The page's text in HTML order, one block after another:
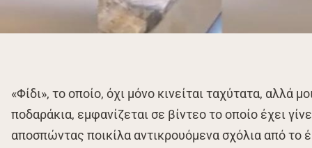
«Φίδι», το οποίο, όχι μόνο κινείται ταχύτατα, αλλά
ποδαράκια, εμφανίζεται σε βίντεο το οποίο έχει
αποσπώντας ποικίλα αντικρουόμενα σχόλια από το